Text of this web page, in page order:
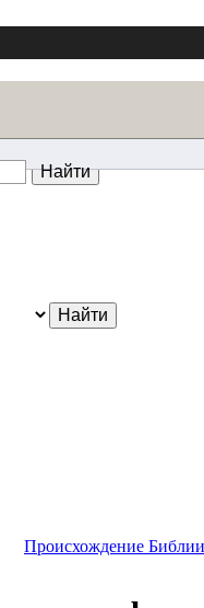
Происхождение Библии